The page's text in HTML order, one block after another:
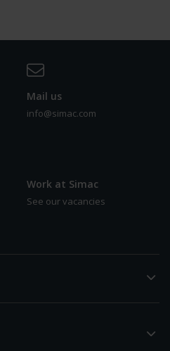
Mail us
info@simac.com
Work at Simac
See our vacancies